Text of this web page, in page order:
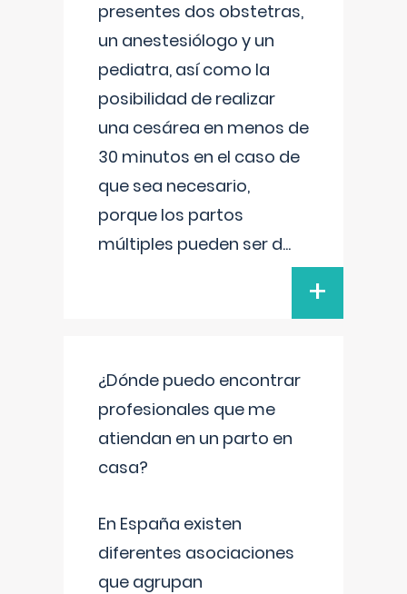
presentes dos obstetras,
un anestesiólogo y un
pediatra, así como la
posibilidad de realizar
una cesárea en menos de
30 minutos en el caso de
que sea necesario,
porque los partos
múltiples pueden ser d...
+
¿Dónde puedo encontrar
profesionales que me
atiendan en un parto en
casa?
En España existen
diferentes asociaciones
que agrupan